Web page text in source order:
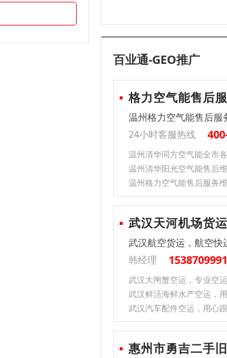
百业通-GEO推广
格力空气能售后
温州格力空气能售后
24小时客服热线
温州清华同方空气能全市
温州清华阳光空气能售后
温州格力空气能售后服务
武汉天河机场货
武汉航空货运，航空
韩经理
武汉大闸蟹空运，专业空
武汉鲜活海鲜水产空运，
武汉汽车配件空运，用心
惠州市勇吉二手